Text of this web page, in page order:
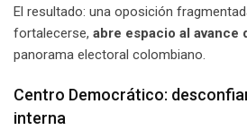
El resultado: una oposición
fortalecerse, abre espacio al avance
panorama electoral colombiano.
Centro Democrático:
interna